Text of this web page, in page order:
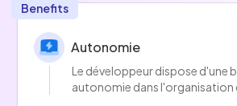
Benefits
Autonomie
Le développeur dispose d'une
autonomie dans l'organisation